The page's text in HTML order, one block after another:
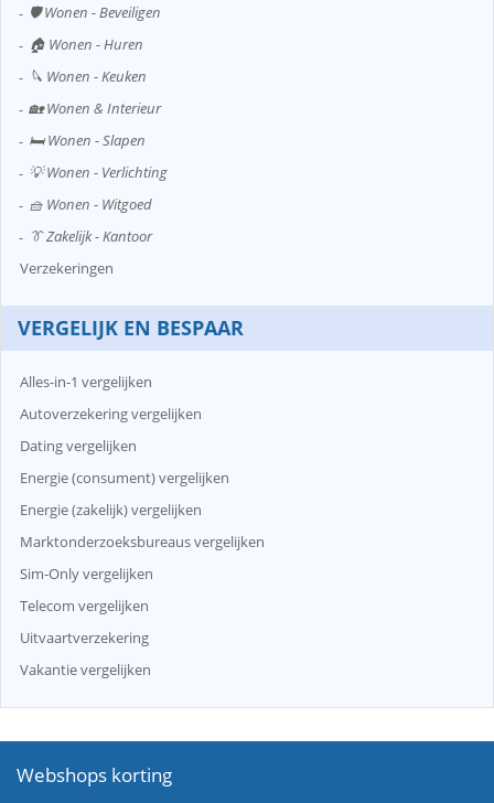
🛡️ Wonen - Beveiligen
🏠 Wonen - Huren
🔪 Wonen - Keuken
🏡 Wonen & Interieur
🛏️ Wonen - Slapen
💡 Wonen - Verlichting
🧺 Wonen - Witgoed
👔 Zakelijk - Kantoor
Verzekeringen
VERGELIJK EN BESPAAR
Alles-in-1 vergelijken
Autoverzekering vergelijken
Dating vergelijken
Energie (consument) vergelijken
Energie (zakelijk) vergelijken
Marktonderzoeksbureaus vergelijken
Sim-Only vergelijken
Telecom vergelijken
Uitvaartverzekering
Vakantie vergelijken
Webshops korting